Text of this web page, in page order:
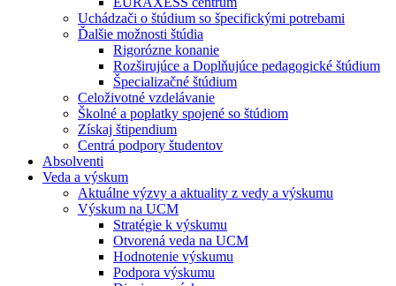
Uchádzači o štúdium so špecifickými potrebami
Ďalšie možnosti štúdia
Rigorózne konanie
Rozširujúce a Doplňujúce pedagogické štúdium
Špecializačné štúdium
Celoživotné vzdelávanie
Školné a poplatky spojené so štúdiom
Získaj štipendium
Centrá podpory študentov
Absolventi
Veda a výskum
Aktuálne výzvy a aktuality z vedy a výskumu
Výskum na UCM
Stratégie k výskumu
Otvorená veda na UCM
Hodnotenie výskumu
Podpora výskumu